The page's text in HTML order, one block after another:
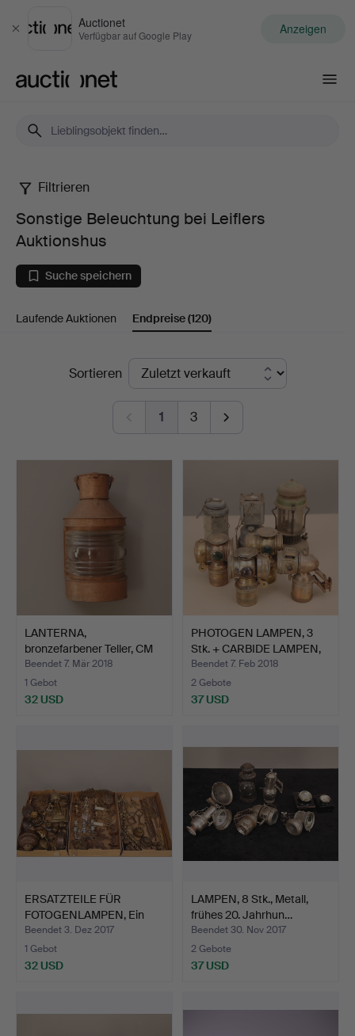
Schließen
Auctionet
Verfügbar auf Google Play Anzeigen
Sonstige
Beleuchtung
bei
Leiflers
Filtrieren
Sonstige Beleuchtung bei Leiflers
Auktionshus
Suche speichern
Laufende Auktionen Endpreise(120)
EndpreiseSortieren
1 3
LANTERNA,
bronzefarbener Teller, CM
Hammar…
Beendet 7. Mär 2018
1 Gebot
32 USD
PHOTOGEN LAMPEN, 3
Stk. + CARBIDE LAMPEN,
…
Beendet 7. Feb 2018
2 Gebote
37 USD
ERSATZTEILE FÜR
FOTOGENLAMPEN, Ein
Menge, …
Beendet 3. Dez 2017
1 Gebot
32 USD
LAMPEN, 8 Stk., Metall,
frühes 20. Jahrhun…
Beendet 30. Nov 2017
2 Gebote
37 USD